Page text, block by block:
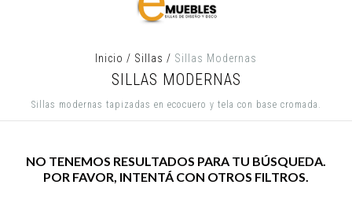
Inicio / Sillas / Sillas Modernas
SILLAS MODERNAS
Sillas modernas tapizadas en ecocuero y tela con base cromada.
NO TENEMOS RESULTADOS PARA TU BÚSQUEDA.
POR FAVOR, INTENTÁ CON OTROS FILTROS.